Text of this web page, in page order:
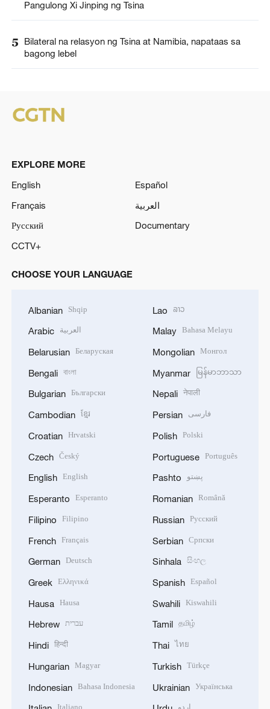
Pangulong Xi Jinping ng Tsina
5
Bilateral na relasyon ng Tsina at Namibia, napataas sa
bagong lebel
EXPLORE MORE
English
Español
Français
العربية
Русский
Documentary
CCTV+
CHOOSE YOUR LANGUAGE
Albanian Shqip
Arabic العربية
Belarusian Беларуская
Bengali বাংলা
Bulgarian Български
Cambodian ខ្មែរ
Croatian Hrvatski
Czech Český
English English
Esperanto Esperanto
Filipino Filipino
French Français
German Deutsch
Greek Ελληνικά
Hausa Hausa
Hebrew עברית
Hindi हिन्दी
Hungarian Magyar
Indonesian Bahasa Indonesia
Lao ລາວ
Malay Bahasa Melayu
Mongolian Монгол
Myanmar မြန်မာဘာသာ
Nepali नेपाली
Persian فارسی
Polish Polski
Portuguese Português
Pashto پښتو
Romanian Română
Russian Русский
Serbian Српски
Sinhala සිංහල
Spanish Español
Swahili Kiswahili
Tamil தமிழ்
Thai ไทย
Turkish Türkçe
Ukrainian Українська